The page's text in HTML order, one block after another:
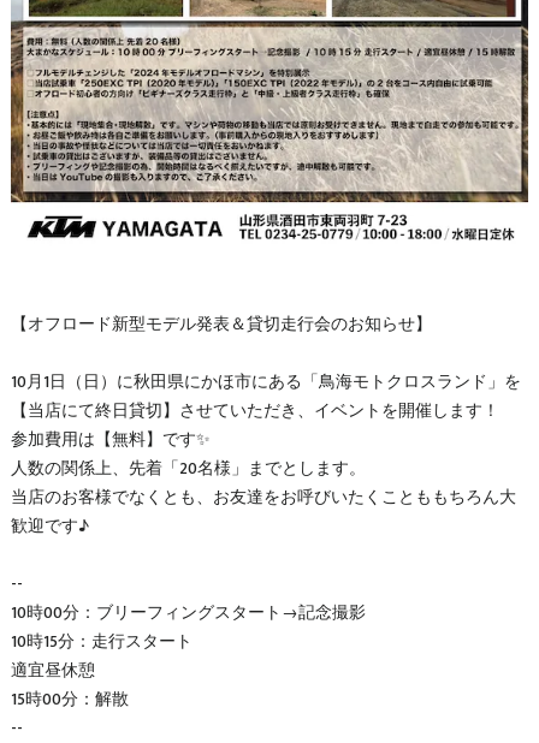
【オフロード新型モデル発表＆貸切走行会のお知らせ】
10月1日（日）に秋田県にかほ市にある「鳥海モトクロスランド」を
【当店にて終日貸切】させていただき、イベントを開催します！
参加費用は【無料】です✨
人数の関係上、先着「20名様」までとします。
当店のお客様でなくとも、お友達をお呼びいたくことももちろん大
歓迎です♪
--
10時00分：ブリーフィングスタート→記念撮影
10時15分：走行スタート
適宜昼休憩
15時00分：解散
--